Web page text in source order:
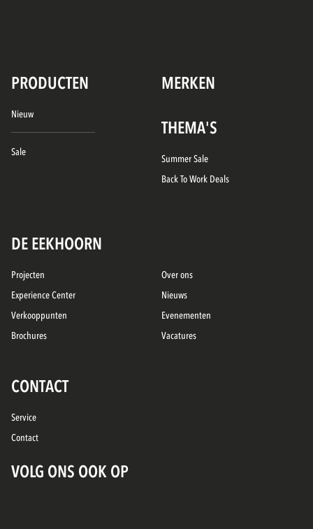
PRODUCTEN MERKEN
Nieuw
Sale
THEMA'S
Summer Sale
Back To Work Deals
DE EEKHOORN
Projecten
Experience Center
Verkooppunten
Brochures
Over ons
Nieuws
Evenementen
Vacatures
CONTACT
Service
Contact
VOLG ONS OOK OP